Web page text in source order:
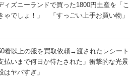
ィズニーランドで買った1800円土産を「こ
ゃでしょ！」 「すっごい上手お買い物」
着以上の服を買取依頼→渡されたレシート
いまで何日か待たされた」衝撃的な光景
はヤバすぎ」